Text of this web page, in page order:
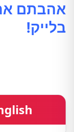
אהבתם
בלייק!